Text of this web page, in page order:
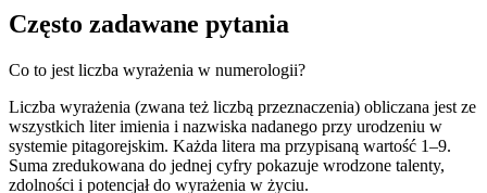
Często zadawane pytania
Co to jest liczba wyrażenia w numerologii?
Liczba wyrażenia (zwana też liczbą przeznaczenia) obliczana jest ze
wszystkich liter imienia i nazwiska nadanego przy urodzeniu w
systemie pitagorejskim. Każda litera ma przypisaną wartość 1–9.
Suma zredukowana do jednej cyfry pokazuje wrodzone talenty,
zdolności i potencjał do wyrażenia w życiu.